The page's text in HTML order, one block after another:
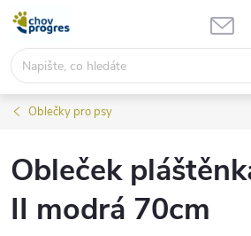
Přejít
obsah
Oblečky pro psy
Obleček
II modrá 70cm